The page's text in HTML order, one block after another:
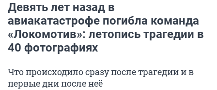
Девять лет назад в
авиакатастрофе погибла команда
«Локомотив»: летопись трагедии в
40 фотографиях
Что происходило сразу после трагедии и в
первые дни после неё